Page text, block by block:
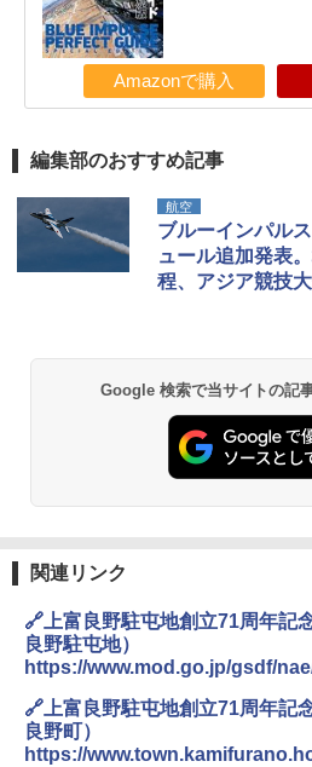
Amazonで購入
編集部のおすすめ記事
航空
ブルーインパル
ュール追加発表
程、アジア競技
Google 検索で当サイトの記
関連リンク
🔗上富良野駐屯地創立71周年記
良野駐屯地）
https://www.mod.go.jp/gsdf/
🔗上富良野駐屯地創立71周年記
良野町）
https://